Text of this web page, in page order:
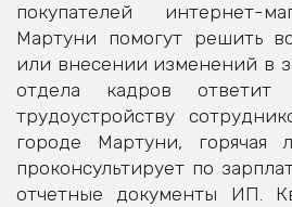
покупателей интернет-
Мартуни помогут решить
или внесении изменений в
отдела кадров
трудоустройству
городе Мартуни, горячая
проконсультирует по
отчетные документы ИП.